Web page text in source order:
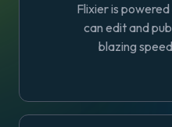
Flixier is
can edit and
blazing